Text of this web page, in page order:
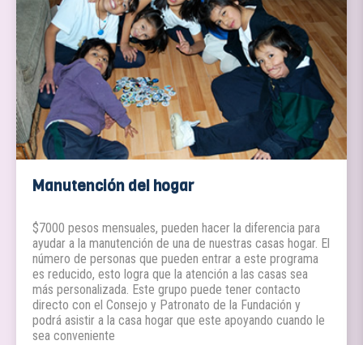
Manutención del hogar
$7000 pesos mensuales, pueden hacer la diferencia para
ayudar a la manutención de una de nuestras casas hogar. El
número de personas que pueden entrar a este programa
es reducido, esto logra que la atención a las casas sea
más personalizada. Este grupo puede tener contacto
directo con el Consejo y Patronato de la Fundación y
podrá asistir a la casa hogar que este apoyando cuando le
sea conveniente